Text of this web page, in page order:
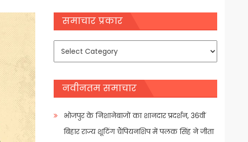
समाचार प्रकार
समाचार
नवीनतम समाचार
भोजपुर के निशानेबाजों का शानदार प्रदर्शन, 36वीं
बिहार राज्य शूटिंग चैंपियनशिप में पलक सिंह ने जीता